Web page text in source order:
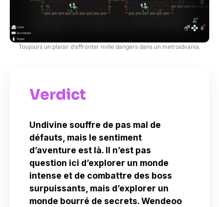
Toujours un plaisir d’affronter mille dangers dans un metroidvania.
Verdict
Undivine souffre de pas mal de
défauts, mais le sentiment
d’aventure est là. Il n’est pas
question ici d’explorer un monde
intense et de combattre des boss
surpuissants, mais d’explorer un
monde bourré de secrets. Wendeoo